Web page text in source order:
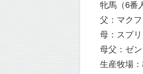
牝馬（6番
父：マクフ
母：スプ
母父：ゼ
生産牧場：